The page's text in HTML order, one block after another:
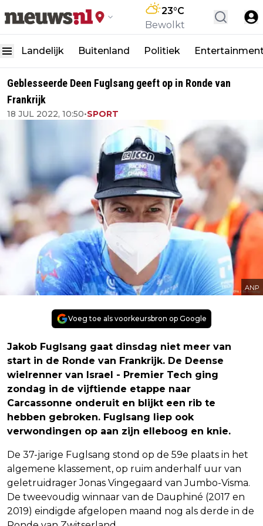
23°C
Bewolkt
Landelijk Buitenland Politiek
Geblesseerde Deen Fuglsang geeft op in Ronde van
Frankrijk
18 JUL 2022, 10:50•SPORT
ANP
Voeg toe als voorkeursbron op Google
Jakob Fuglsang gaat dinsdag niet meer van
start in de Ronde van Frankrijk. De Deense
wielrenner van Israel - Premier Tech ging
zondag in de vijftiende etappe naar
Carcassonne onderuit en blijkt een rib te
hebben gebroken. Fuglsang liep ook
verwondingen op aan zijn elleboog en knie.
De 37-jarige Fuglsang stond op de 59e plaats in het
algemene klassement, op ruim anderhalf uur van
geletruidrager Jonas Vingegaard van Jumbo-Visma.
De tweevoudig winnaar van de Dauphiné (2017 en
2019) eindigde afgelopen maand nog als derde in de